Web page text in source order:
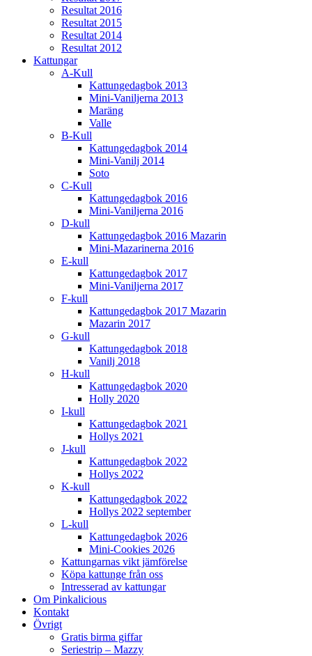
Resultat 2016
Resultat 2015
Resultat 2014
Resultat 2012
Kattungar
A-Kull
Kattungedagbok 2013
Mini-Vaniljerna 2013
Maräng
Valle
B-Kull
Kattungedagbok 2014
Mini-Vanilj 2014
Soto
C-Kull
Kattungedagbok 2016
Mini-Vaniljerna 2016
D-kull
Kattungedagbok 2016 Mazarin
Mini-Mazarinerna 2016
E-kull
Kattungedagbok 2017
Mini-Vaniljerna 2017
F-kull
Kattungedagbok 2017 Mazarin
Mazarin 2017
G-kull
Kattungedagbok 2018
Vanilj 2018
H-kull
Kattungedagbok 2020
Holly 2020
I-kull
Kattungedagbok 2021
Hollys 2021
J-kull
Kattungedagbok 2022
Hollys 2022
K-kull
Kattungedagbok 2022
Hollys 2022 september
L-kull
Kattungedagbok 2026
Mini-Cookies 2026
Kattungarnas vikt jämförelse
Köpa kattunge från oss
Intresserad av kattungar
Om Pinkalicious
Kontakt
Övrigt
Gratis birma giffar
Seriestrip – Mazzy